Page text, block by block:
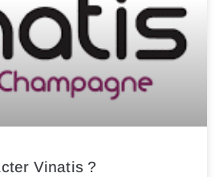
Vinatis ?